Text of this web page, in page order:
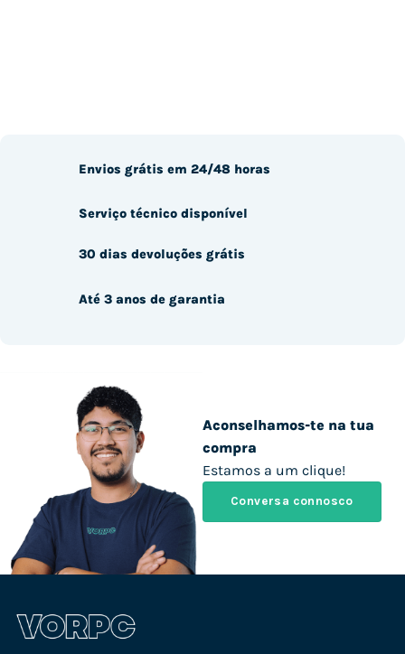
Aconselhamos-te na tua
compra
Estamos a um clique!
Conversa connosco
Envios grátis em 24/48 horas
Serviço técnico disponível
30 dias devoluções grátis
Até 3 anos de garantia